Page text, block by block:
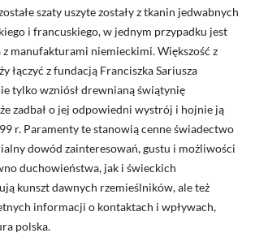
szaty uszyte zostały z tkanin jedwabnych
i francuskiego, w jednym przypadku jest
manufakturami niemieckimi. Większość z
łączyć z fundacją Franciszka Sariusza
tylko wzniósł drewnianą świątynię
zadbał o jej odpowiedni wystrój i hojnie ją
r. Paramenty te stanowią cenne świadectwo
dowód zainteresowań, gustu i możliwości
duchowieństwa, jak i świeckich
kunszt dawnych rzemieślników, ale też
informacji o kontaktach i wpływach,
polska.